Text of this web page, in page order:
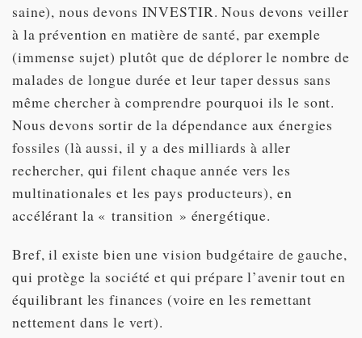
saine), nous devons INVESTIR. Nous devons veiller
à la prévention en matière de santé, par exemple
(immense sujet) plutôt que de déplorer le nombre de
malades de longue durée et leur taper dessus sans
même chercher à comprendre pourquoi ils le sont.
Nous devons sortir de la dépendance aux énergies
fossiles (là aussi, il y a des milliards à aller
rechercher, qui filent chaque année vers les
multinationales et les pays producteurs), en
accélérant la « transition » énergétique.
Bref, il existe bien une vision budgétaire de gauche,
qui protège la société et qui prépare l’avenir tout en
équilibrant les finances (voire en les remettant
nettement dans le vert).